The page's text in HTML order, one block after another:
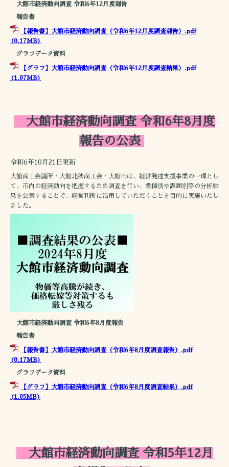
大館市経済動向調査 令和6年12月度報告
報告書
【報告書】大館市経済動向調査（令和6年12月度調査報告）.pdf
(0.17MB)
グラフデータ資料
【グラフ】大館市経済動向調査（令和6年12月度調査結果）.pdf
(1.07MB)
大館市経済動向調査 令和6年8月度
報告の公表
令和6年10月21日更新
大館商工会議所・大館北秋商工会・大館市は、経営発達支援事業の一環とし
て、市内の経済動向を把握するため調査を行い、業種別や課題別等の分析結
果を公表することで、経営判断に活用していただくことを目的に実施いたし
ました。
大館市経済動向調査 令和6年8月度報告
報告書
【報告書】大館市経済動向調査（令和6年8月度調査報告）.pdf
(0.17MB)
グラフデータ資料
【グラフ】大館市経済動向調査（令和6年8月度調査結果）.pdf
(1.05MB)
大館市経済動向調査 令和5年12月